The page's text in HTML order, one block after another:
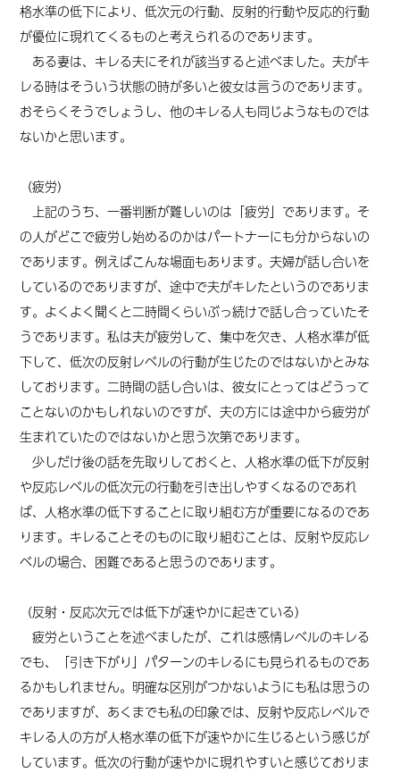
格水準の低下により、低次元の行動、反射的行動や反応的行動
が優位に現れてくるものと考えられるのであります。
ある妻は、キレる夫にそれが該当すると述べました。夫がキ
レる時はそういう状態の時が多いと彼女は言うのであります。
おそらくそうでしょうし、他のキレる人も同じようなものでは
ないかと思います。
（疲労）
上記のうち、一番判断が難しいのは「疲労」であります。そ
の人がどこで疲労し始めるのかはパートナーにも分からないの
であります。例えばこんな場面もあります。夫婦が話し合いを
しているのでありますが、途中で夫がキレたというのでありま
す。よくよく聞くと二時間くらいぶっ続けで話し合っていたそ
うであります。私は夫が疲労して、集中を欠き、人格水準が低
下して、低次の反射レベルの行動が生じたのではないかとみな
しております。二時間の話し合いは、彼女にとってはどうって
ことないのかもしれないのですが、夫の方には途中から疲労が
生まれていたのではないかと思う次第であります。
少しだけ後の話を先取りしておくと、人格水準の低下が反射
や反応レベルの低次元の行動を引き出しやすくなるのであれ
ば、人格水準の低下することに取り組む方が重要になるのであ
ります。キレることそのものに取り組むことは、反射や反応レ
ベルの場合、困難であると思うのであります。
（反射・反応次元では低下が速やかに起きている）
疲労ということを述べましたが、これは感情レベルのキレる
でも、「引き下がり」パターンのキレるにも見られるものであ
るかもしれません。明確な区別がつかないようにも私は思うの
でありますが、あくまでも私の印象では、反射や反応レベルで
キレる人の方が人格水準の低下が速やかに生じるという感じが
しています。低次の行動が速やかに現れやすいと感じておりま